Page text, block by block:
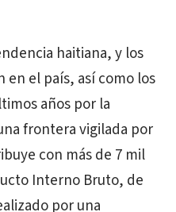
haitiana, y los
en el país, así como los
años por la
frontera vigilada por
con más de 7 mil
Interno Bruto, de
por una